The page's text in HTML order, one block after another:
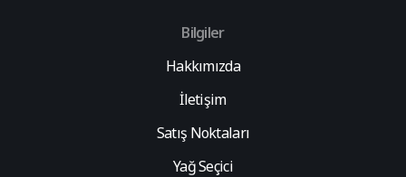
Bilgiler
Hakkımızda
İletişim
Satış Noktaları
Yağ Seçici